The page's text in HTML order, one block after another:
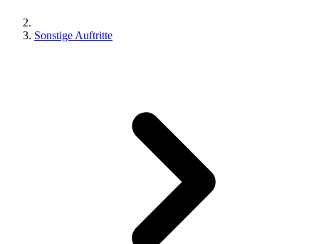
Sonstige Auftritte